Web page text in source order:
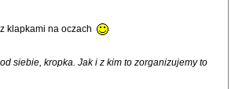
klapkami na oczach
siebie, kropka. Jak i z kim to zorganizujemy to